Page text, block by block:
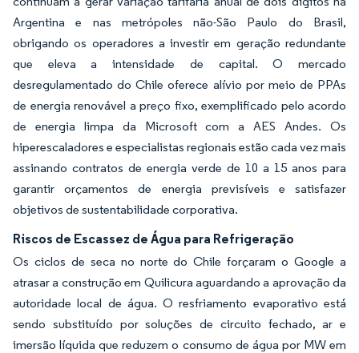
Argentina e nas metrópoles não-São Paulo do Brasil,
obrigando os operadores a investir em geração redundante
que eleva a intensidade de capital. O mercado
desregulamentado do Chile oferece alívio por meio de PPAs
de energia renovável a preço fixo, exemplificado pelo acordo
de energia limpa da Microsoft com a AES Andes. Os
hiperescaladores e especialistas regionais estão cada vez mais
assinando contratos de energia verde de 10 a 15 anos para
garantir orçamentos de energia previsíveis e satisfazer
objetivos de sustentabilidade corporativa.
Riscos de Escassez de Água para Refrigeração
Os ciclos de seca no norte do Chile forçaram o Google a
atrasar a construção em Quilicura aguardando a aprovação da
autoridade local de água. O resfriamento evaporativo está
sendo substituído por soluções de circuito fechado, ar e
imersão líquida que reduzem o consumo de água por MW em